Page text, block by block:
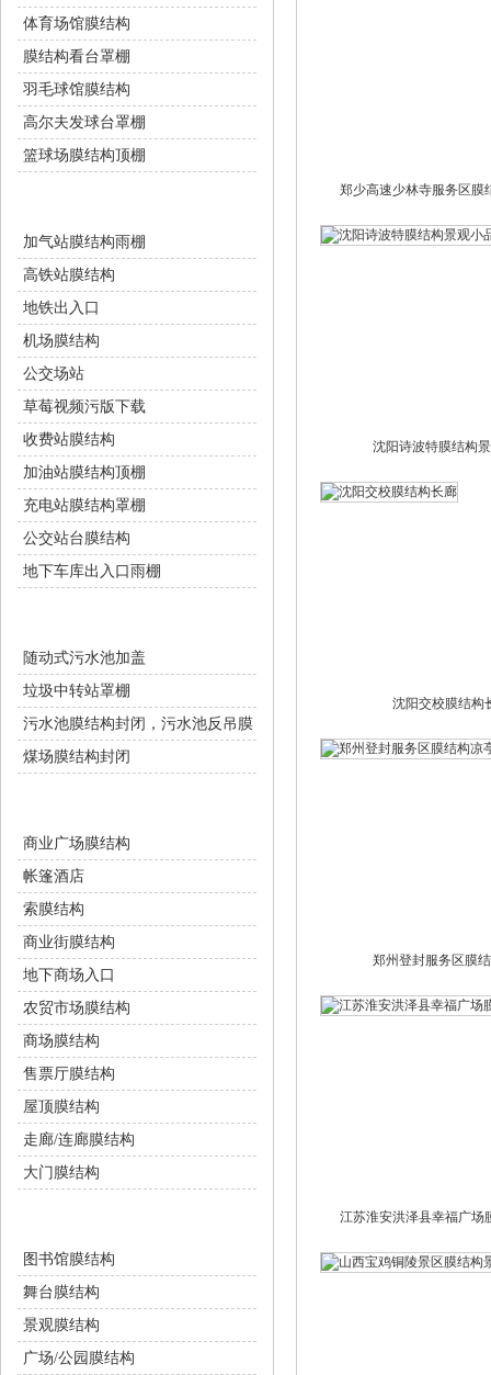
郑少高速少林寺服务区膜
沈阳诗波特膜结构
沈阳交校膜结构
郑州登封服务区膜
江苏淮安洪泽县幸福广场
体育场馆膜结构
膜结构看台罩棚
羽毛球馆膜结构
高尔夫发球台罩棚
篮球场膜结构顶棚
加气站膜结构雨棚
高铁站膜结构
地铁出入口
机场膜结构
公交场站
草莓视频污版下载
收费站膜结构
加油站膜结构顶棚
充电站膜结构罩棚
公交站台膜结构
地下车库出入口雨棚
随动式污水池加盖
垃圾中转站罩棚
污水池膜结构封闭，污水池反吊膜
煤场膜结构封闭
商业广场膜结构
帐篷酒店
索膜结构
商业街膜结构
地下商场入口
农贸市场膜结构
商场膜结构
售票厅膜结构
屋顶膜结构
走廊/连廊膜结构
大门膜结构
图书馆膜结构
舞台膜结构
景观膜结构
广场/公园膜结构